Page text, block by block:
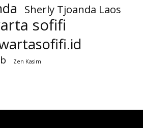
Sherly Tjoanda Laos
sofifi
Zen Kasim